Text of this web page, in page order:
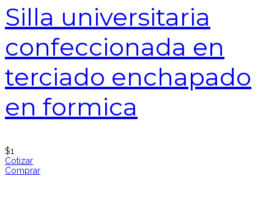
Silla universitaria
confeccionada en
terciado enchapado
en formica
$1
Cotizar
Comprar